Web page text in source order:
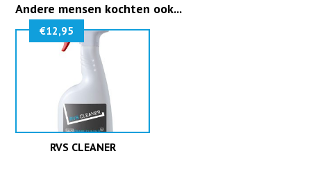
Andere mensen kochten ook...
RVS CLEANER
€12,95